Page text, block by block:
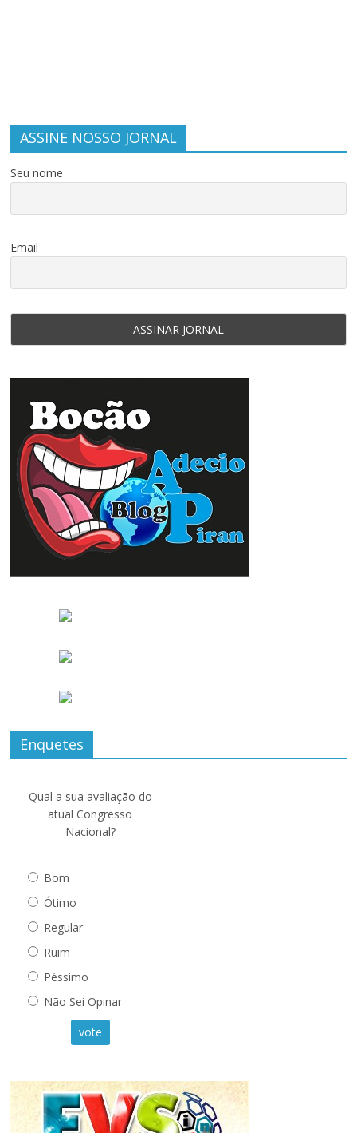
ASSINE NOSSO JORNAL
Seu nome
Email
Enquetes
Qual a sua avaliação do
atual Congresso
Nacional?
Bom
Ótimo
Regular
Ruim
Péssimo
Não Sei Opinar
vote